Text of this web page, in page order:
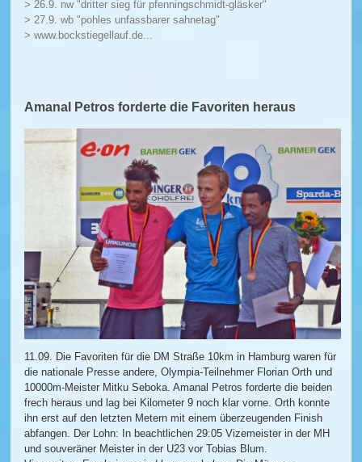
> 26.9. nw "dritter sieg für pfenningschmidt-gläsker"
> 27.9. wb "pohles unfassbarer sahnetag"
> www.bockstiegellauf.de...
Amanal Petros forderte die Favoriten heraus
11.09. Die Favoriten für die DM Straße 10km in Hamburg waren für
die nationale Presse andere, Olympia-Teilnehmer Florian Orth und
10000m-Meister Mitku Seboka. Amanal Petros forderte die beiden
frech heraus und lag bei Kilometer 9 noch klar vorne. Orth konnte
ihn erst auf den letzten Metern mit einem überzeugenden Finish
abfangen. Der Lohn: In beachtlichen 29:05 Vizemeister in der MH
und souveräner Meister in der U23 vor Tobias Blum.